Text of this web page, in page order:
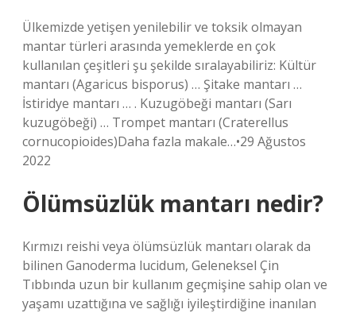
Ülkemizde yetişen yenilebilir ve toksik olmayan
mantar türleri arasında yemeklerde en çok
kullanılan çeşitleri şu şekilde sıralayabiliriz: Kültür
mantarı (Agaricus bisporus) … Şitake mantarı …
İstiridye mantarı … . Kuzugöbeği mantarı (Sarı
kuzugöbeği) … Trompet mantarı (Craterellus
cornucopioides)Daha fazla makale…•29 Ağustos
2022
Ölümsüzlük mantarı nedir?
Kırmızı reishi veya ölümsüzlük mantarı olarak da
bilinen Ganoderma lucidum, Geleneksel Çin
Tıbbında uzun bir kullanım geçmişine sahip olan ve
yaşamı uzattığına ve sağlığı iyileştirdiğine inanılan